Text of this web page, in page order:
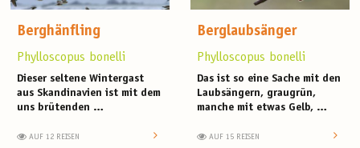
Berghänfling
Phylloscopus bonelli
Dieser seltene Wintergast
aus Skandinavien ist mit dem
uns brütenden …
AUF 12 REISEN
Berglaubsänger
Phylloscopus bonelli
Das ist so eine Sache mit den
Laubsängern, graugrün,
manche mit etwas Gelb, …
AUF 15 REISEN